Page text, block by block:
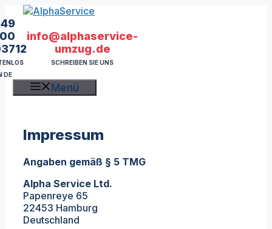
Zum
Inhalt
springen
DE
info@alphaservice-
umzug.de
SCHREIBEN SIE UNS
Menü
Impressum
Angaben gemäß § 5 TMG
Alpha Service Ltd.
Papenreye 65
22453 Hamburg
Deutschland